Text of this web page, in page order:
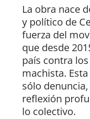
La obra nace
y político de
fuerza del
que desde
país contra
machista.
sólo
reflexión
lo colectivo.